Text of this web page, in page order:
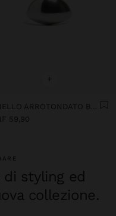
+
59,90
di styling ed
collezione.